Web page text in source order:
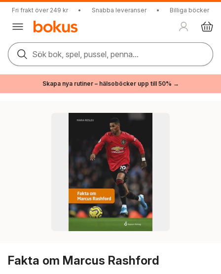
Fri frakt över 249 kr • Snabba leveranser • Billiga böcker
Sök bok, spel, pussel, penna...
Skapa nya rutiner – hälsoböcker upp till 50% →
Fakta om Marcus Rashford